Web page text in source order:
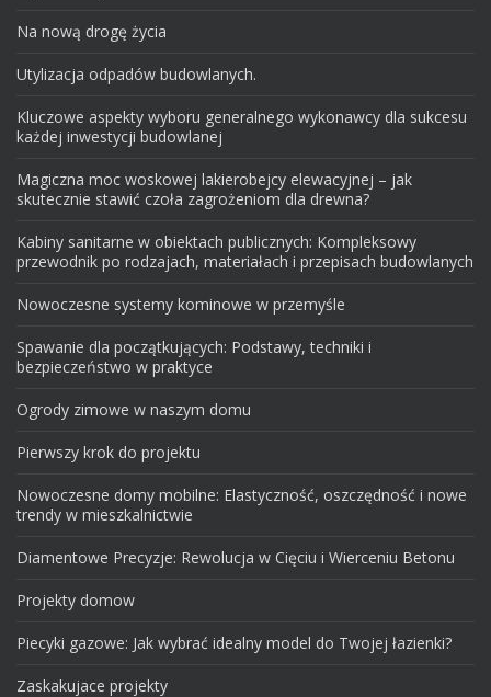
Na nową drogę życia
Utylizacja odpadów budowlanych.
Kluczowe aspekty wyboru generalnego wykonawcy dla sukcesu
każdej inwestycji budowlanej
Magiczna moc woskowej lakierobejcy elewacyjnej – jak
skutecznie stawić czoła zagrożeniom dla drewna?
Kabiny sanitarne w obiektach publicznych: Kompleksowy
przewodnik po rodzajach, materiałach i przepisach budowlanych
Nowoczesne systemy kominowe w przemyśle
Spawanie dla początkujących: Podstawy, techniki i
bezpieczeństwo w praktyce
Ogrody zimowe w naszym domu
Pierwszy krok do projektu
Nowoczesne domy mobilne: Elastyczność, oszczędność i nowe
trendy w mieszkalnictwie
Diamentowe Precyzje: Rewolucja w Cięciu i Wierceniu Betonu
Projekty domow
Piecyki gazowe: Jak wybrać idealny model do Twojej łazienki?
Zaskakujace projekty